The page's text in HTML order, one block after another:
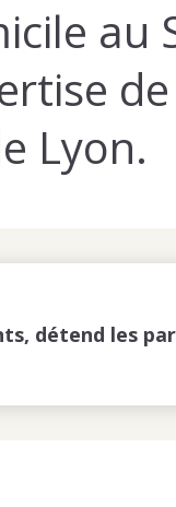
au
Lyon.
détend les